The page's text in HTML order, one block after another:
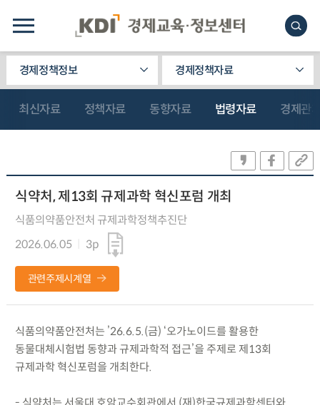
경제정책정보 경제정책자료
최신자료 정책자료 동향자료 법령자료 경제관
식약처, 제13회 규제과학 혁신포럼 개최
식품의약품안전처 규제과학정책추진단
2026.06.05
3p
관련주제시계열
식품의약품안전처는 ’26.6.5.(금) ‘오가노이드를 활용한
동물대체시험법 동향과 규제과학적 접근’을 주제로 제13회
규제과학 혁신포럼을 개최한다.
- 식약처는 서울대 호암교수회관에서 (재)한국규제과학센터와